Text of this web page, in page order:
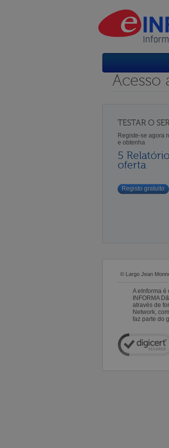
Acesso
TESTAR O
Registe-se agora
e obtenha
5
oferta
Registo gratuito
© Largo Jean
A eInforma
INFORMA
através de
Network,
faz parte do